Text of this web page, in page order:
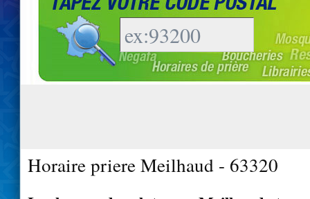
Horaire priere Meilhaud - 63320